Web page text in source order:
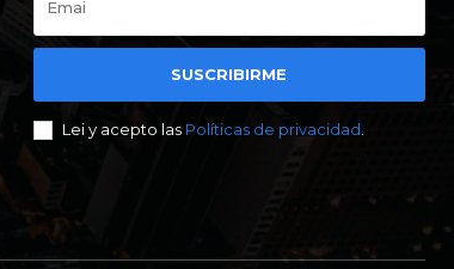
SUSCRIBIRME
Lei y acepto las Políticas de privacidad